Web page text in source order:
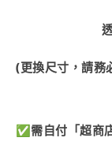
(更換尺寸，請務
✅ 需自付「超商